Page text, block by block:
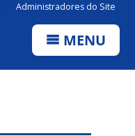
Administradores do Site
MENU